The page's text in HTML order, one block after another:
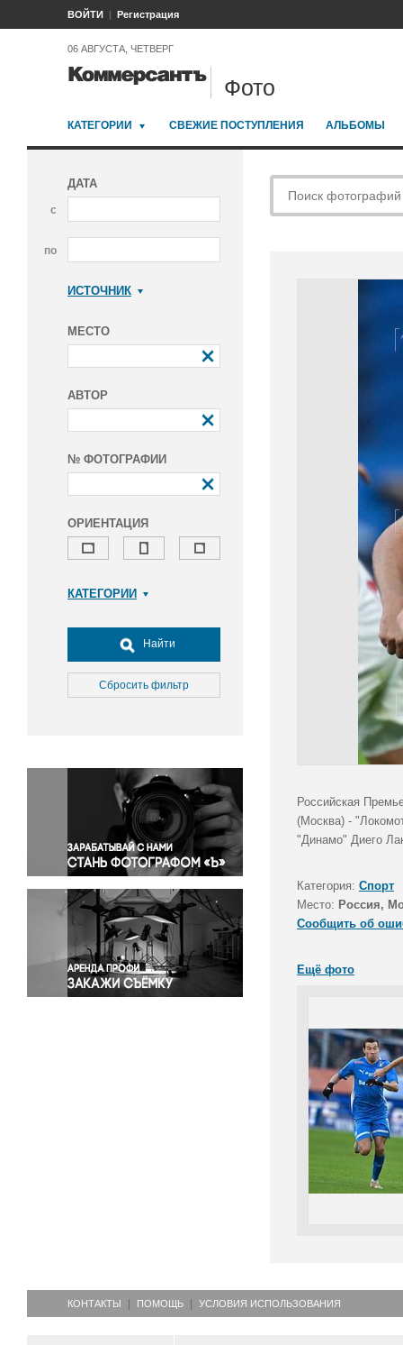
ВОЙТИ Регистрация
06 АВГУСТА, ЧЕТВЕРГ
Фото
КАТЕГОРИИ СВЕЖИЕ ПОСТУПЛЕНИЯ АЛЬБОМЫ
ДАТА
с
по
ИСТОЧНИК
МЕСТО
АВТОР
№ ФОТОГРАФИИ
ОРИЕНТАЦИЯ
КАТЕГОРИИ
Досуг, туризм и отдых
Культура
Медицина
Окружающая среда
Политика
Правосудие
Происшествия и конфликты
Религия
Светская жизнь
Спорт
Экология
Экономика и бизнес
Найти
Сбросить фильтр
Российская
(Москва) -
"Динамо" Диего
Категория: Спорт
Место: Россия,
Сообщить об
Ещё фото
КОНТАКТЫ ПОМОЩЬ УСЛОВИЯ ИСПОЛЬЗОВАНИЯ